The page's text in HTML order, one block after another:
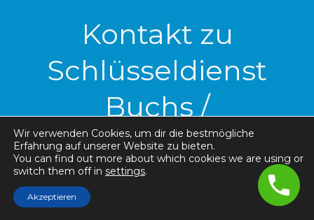
Kontakt zu
Schlüsseldienst
Buchs /
Zürcherstrasse
Ob Türöffnung, Schlosswechsel oder
Sicherheitsberatung – der Schlüsseldienst
Wir verwenden Cookies, um dir die bestmögliche
Erfahrung auf unserer Website zu bieten.
You can find out more about which cookies we are using or
switch them off in settings.
Akzeptieren